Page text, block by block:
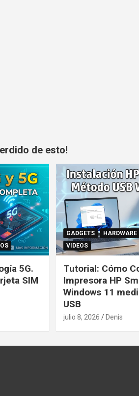
de esto!
5G.
SIM
GADGETS HARDWARE
VIDEOS
Tutorial: Cómo
Impresora HP
Windows 11
USB
julio 8, 2026 Denis